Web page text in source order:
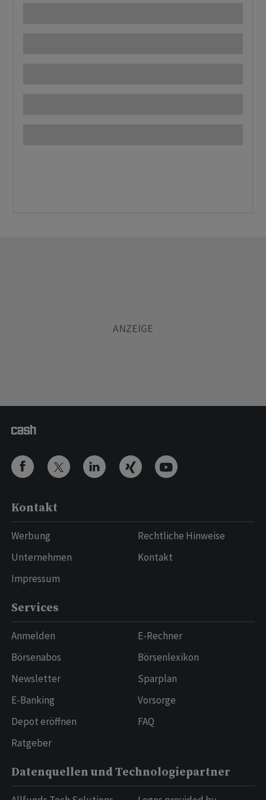
Kontakt
Werbung
Unternehmen
Impressum
Rechtliche Hinweise
Kontakt
Services
Anmelden
Börsenabos
Newsletter
E-Banking
Depot eröffnen
Ratgeber
E-Rechner
Börsenlexikon
Sparplan
Vorsorge
FAQ
Datenquellen und Technologiepartner